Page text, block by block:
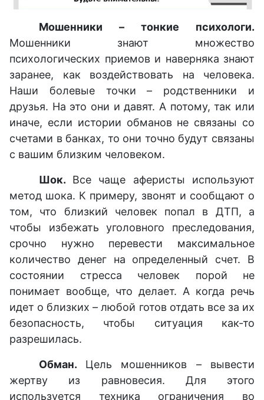
Мошенники – тонкие психологи.
Мошенники знают множество
психологических приемов и наверняка знают
заранее, как воздействовать на человека.
Наши болевые точки – родственники и
друзья. На это они и давят. А потому, так или
иначе, если истории обманов не связаны со
счетами в банках, то они точно будут связаны
с вашим близким человеком.
Шок. Все чаще аферисты используют
метод шока. К примеру, звонят и сообщают о
том, что близкий человек попал в ДТП, а
чтобы избежать уголовного преследования,
срочно нужно перевести максимальное
количество денег на определенный счет. В
состоянии стресса человек порой не
понимает вообще, что делает. А когда речь
идет о близких – любой готов отдать все за их
безопасность, чтобы ситуация как-то
разрешилась.
Обман. Цель мошенников – вывести
жертву из равновесия. Для этого
используется техника ограничения во